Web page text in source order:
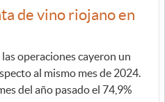
de vino riojano en
operaciones cayeron un
al mismo mes de 2024.
del año pasado el 74,9%